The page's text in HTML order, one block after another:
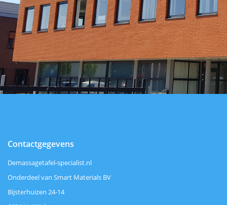
Contactgegevens
Demassagetafel-specialist.nl
Onderdeel van Smart Materials BV
Bijsterhuizen 24-14